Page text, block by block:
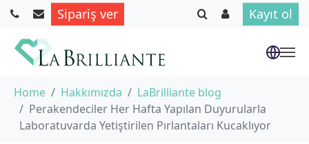
Sipariş ver Kayıt ol
Home Hakkımızda
LaBrilliante blog
Perakendeciler Her Hafta Yapılan Duyurularla
Laboratuvarda Yetiştirilen Pırlantaları Kucaklıyor